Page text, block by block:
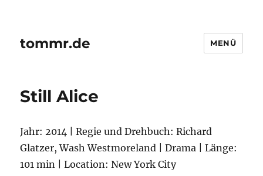
tommr.de MENÜ
Still Alice
Jahr: 2014 | Regie und Drehbuch: Richard
Glatzer, Wash Westmoreland | Drama | Länge:
101 min | Location: New York City